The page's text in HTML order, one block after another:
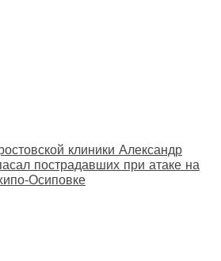
клиники Александр
пострадавших при атаке на